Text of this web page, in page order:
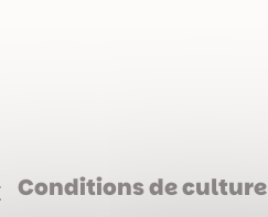
Conditions de culture